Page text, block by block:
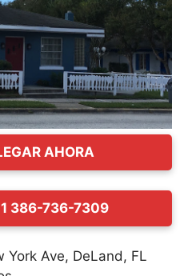
AHORA
386-736-7309
York Ave, DeLand, FL